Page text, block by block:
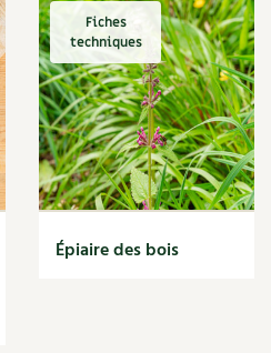
Fiches
techniques
Épiaire des bois